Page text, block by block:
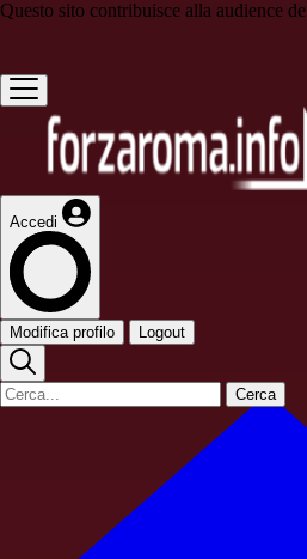
Questo sito contribuisce alla audience de
Accedi
Modifica profilo Logout
Cerca